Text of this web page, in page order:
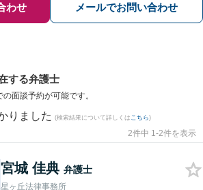
わせ メールでお問い合わせ
する弁護士
面談予約が可能です。
りました (検索結果について詳しくは こちら)
2件中 1-2件を表示
宮城 佳典 弁護士
星ヶ丘法律事務所